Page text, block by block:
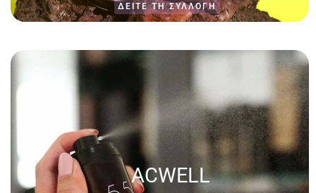
ΔΕΊΤΕ ΤΗ ΣΥΛΛΟΓΗ
ACWELL